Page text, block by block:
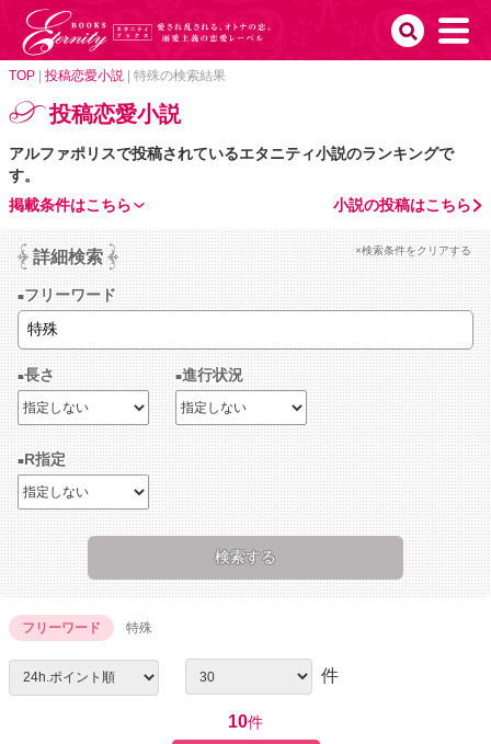
TOP 投稿恋愛小説 特殊の検索結果
投稿恋愛小説
アルファポリスで投稿されているエタニティ小説のランキングで
す。
小説の投稿はこちら
掲載条件はこちら
詳細検索 ×検索条件をクリアする
フリーワード
長さ 進行状況
R指定
フリーワード 特殊
件
10件